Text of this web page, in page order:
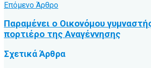
Επόμενο Άρθρο
Παραμένει ο Οικονόμου
πορτιέρο της Αναγέννησης
ΣχετικάΆρθρα